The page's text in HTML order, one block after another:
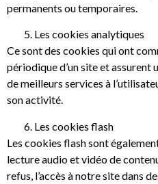
permanents ou temporaires.
Les cookies analytiques
Ce sont des cookies qui ont
périodique d’un site et
de meilleurs services à
son activité.
Les cookies flash
Les cookies flash sont
lecture audio et vidéo de
refus, l’accès à notre site dans